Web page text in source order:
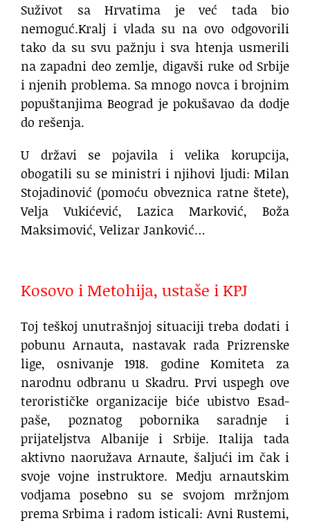
Suživot sa Hrvatima je već tada bio
nemoguć.Kralj i vlada su na ovo odgovorili
tako da su svu pažnju i sva htenja usmerili
na zapadni deo zemlje, digavši ruke od Srbije
i njenih problema. Sa mnogo novca i brojnim
popuštanjima Beograd je pokušavao da dodje
do rešenja.
U državi se pojavila i velika korupcija,
obogatili su se ministri i njihovi ljudi: Milan
Stojadinović (pomoću obveznica ratne štete),
Velja Vukićević, Lazica Marković, Boža
Maksimović, Velizar Janković…
Kosovo i Metohija, ustaše i KPJ
Toj teškoj unutrašnjoj situaciji treba dodati i
pobunu Arnauta, nastavak rada Prizrenske
lige, osnivanje 1918. godine Komiteta za
narodnu odbranu u Skadru. Prvi uspegh ove
terorističke organizacije biće ubistvo Esad-
paše, poznatog pobornika saradnje i
prijateljstva Albanije i Srbije. Italija tada
aktivno naoružava Arnaute, šaljući im čak i
svoje vojne instruktore. Medju arnautskim
vodjama posebno su se svojom mržnjom
prema Srbima i radom isticali: Avni Rustemi,